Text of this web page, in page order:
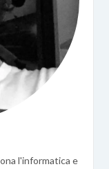
l'informatica e